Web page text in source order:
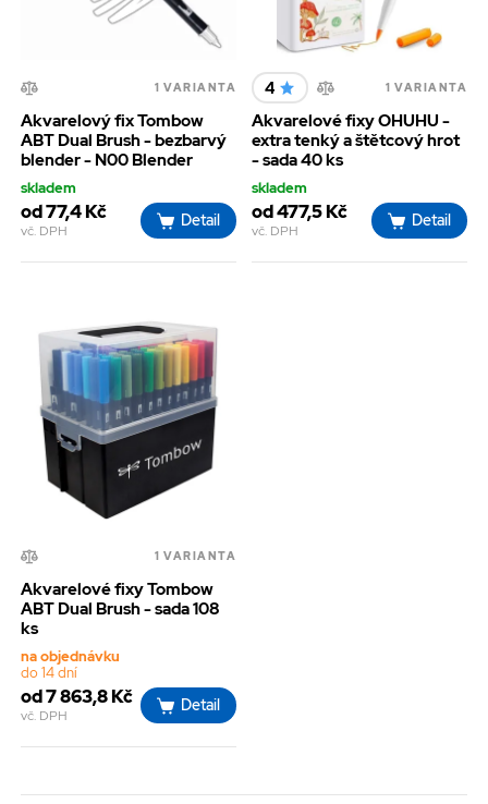
1 VARIANTA
Akvarelový fix Tombow
ABT Dual Brush - bezbarvý
blender - N00 Blender
skladem
od 77,4 Kč
vč. DPH
Detail
4 1 VARIANTA
Akvarelové fixy OHUHU -
extra tenký a štětcový hrot
- sada 40 ks
skladem
od 477,5 Kč
vč. DPH
Detail
1 VARIANTA
Akvarelové fixy Tombow
ABT Dual Brush - sada 108
ks
na objednávku
do 14 dní
od 7 863,8 Kč
vč. DPH
Detail